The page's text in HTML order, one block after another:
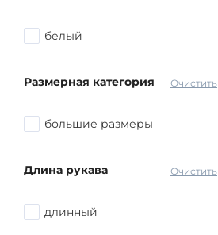
белый
Очистить
Размерная категория
большие размеры
Очистить
Длина рукава
длинный